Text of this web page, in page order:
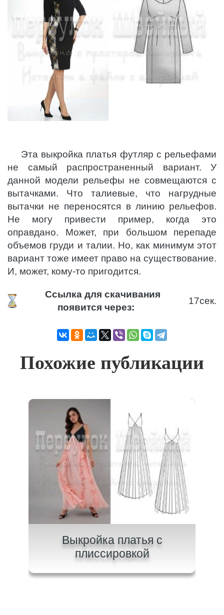
Эта выкройка платья футляр с рельефами
не самый распространенный вариант. У
данной модели рельефы не совмещаются с
вытачками. Что талиевые, что нагрудные
вытачки не переносятся в линию рельефов.
Не могу привести пример, когда это
оправдано. Может, при большом перепаде
объемов груди и талии. Но, как минимум этот
вариант тоже имеет право на существование.
И, может, кому-то пригодится.
Ссылка для скачивания
появится через:
17сек.
Похожие публикации
Выкройка платья с
плиссировкой